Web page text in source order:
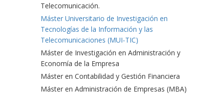
Telecomunicación.
Máster Universitario de Investigación en
Tecnologías de la Información y las
Telecomunicaciones (MUI-TIC)
Máster de Investigación en Administración y
Economía de la Empresa
Máster en Contabilidad y Gestión Financiera
Máster en Administración de Empresas (MBA)